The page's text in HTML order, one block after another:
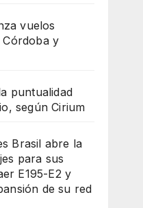
vuelos
y
puntualidad
según Cirium
Brasil abre la
para sus
E195-E2 y
de su red